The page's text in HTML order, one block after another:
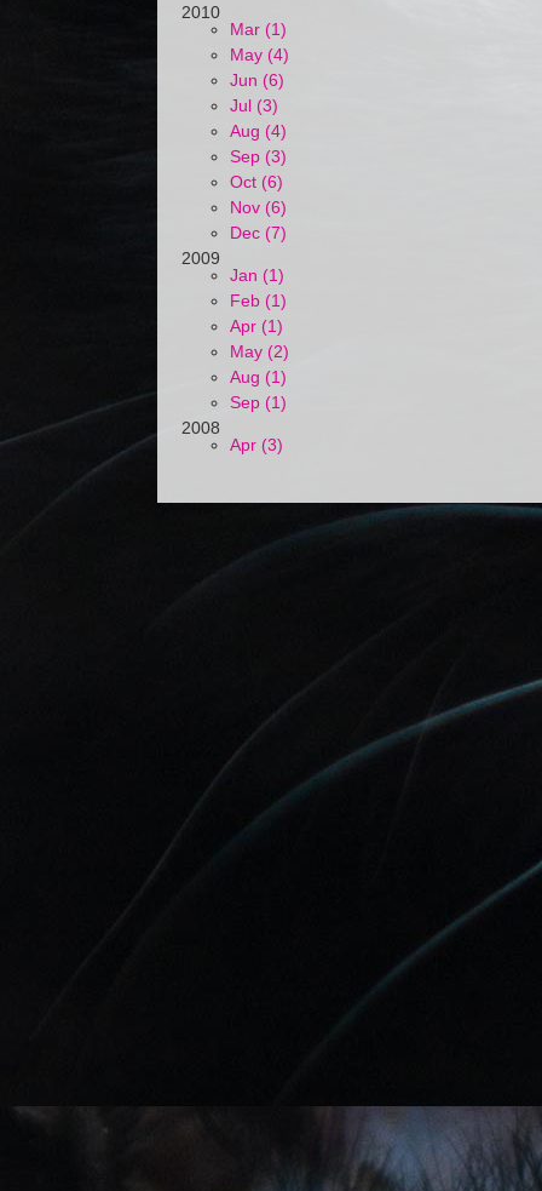
2010
Mar (1)
May (4)
Jun (6)
Jul (3)
Aug (4)
Sep (3)
Oct (6)
Nov (6)
Dec (7)
2009
Jan (1)
Feb (1)
Apr (1)
May (2)
Aug (1)
Sep (1)
2008
Apr (3)